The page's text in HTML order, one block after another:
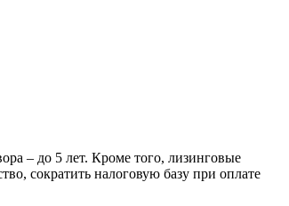
– до 5 лет. Кроме того, лизинговые
сократить налоговую базу при оплате